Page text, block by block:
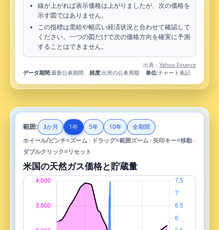
線が上がれば表示価格は上がりましたが、次の価格を
示す図ではありません。
この指標は需給や幅広い経済状況と合わせて確認して
ください。一つの図だけで次の価格方向を確実に予測
することはできません。
出典： Yahoo Finance
データ期間:最新公表期間 頻度:出所の公表周期 単位:チャート表記
範囲: 3か月 1年 5年 10年 全期間
ホイール/ピンチ=ズーム · ドラッグ=範囲ズーム · 矢印キー=移動 ·
ダブルクリック=リセット
米国の天然ガス価格と貯蔵量